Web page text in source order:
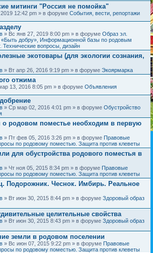
митинги "Россия не помойка"
12:42 pm » в форуме События, вести, репортажи
» Вс янв 27, 2019 8:00 pm » в форуме Образ эл.
«Быть добру», Информационной базы по родовым
Технические вопросы, дизайн
экотовары (для экологии сознания,
» Вт апр 26, 2016 9:19 pm » в форуме Экоярмарка
отжима
13, 2016 8:05 pm » в форуме Объявления
» Ср мар 02, 2016 4:01 pm » в форуме Обустройство
о родовом поместье необходим в первую
» Пт фев 05, 2016 3:26 pm » в форуме Правовые
по родовому поместью. Защита против клеветы
для обустройства родового поместья в
» Чт ноя 05, 2015 8:34 pm » в форуме Правовые
по родовому поместью. Защита против клеветы
Подорожник. Чеснок. Имбирь. Реальное
» Вт июн 30, 2015 8:44 pm » в форуме Здоровый образ
целительные свойства
» Вт июн 30, 2015 8:43 pm » в форуме Здоровый образ
земли в родовом поселении
» Вс июн 07, 2015 9:22 pm » в форуме Правовые
по родовому поместью. Защита против клеветы